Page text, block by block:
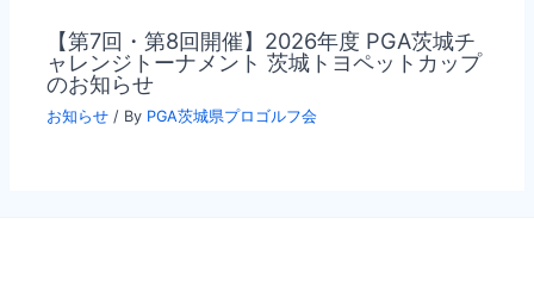
【第7回・第8回開催】2026年度 PGA茨城チ
ャレンジトーナメント 茨城トヨペットカップ
のお知らせ
お知らせ / By PGA茨城県プロゴルフ会